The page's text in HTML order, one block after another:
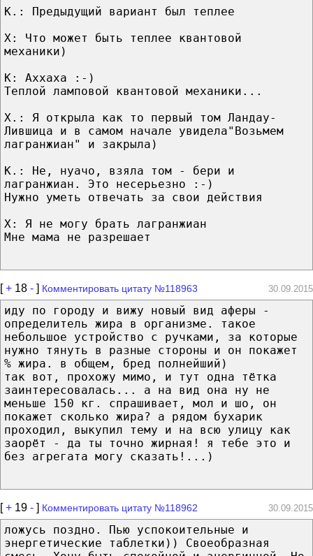
К.: Предыдущий вариант был теплее
Х: Что может быть теплее квантовой
механики)
К: Аххаха :-)
Теплой ламповой квантовой механики...
Х.: Я открыла как то первый том Ландау-
Лившица и в самом начале увидела"Возьмем
лагранжиан" и закрыла)
К.: Не, нуачо, взяла том - бери и
лагранжиан. Это несерьезно :-)
Нужно уметь отвечать за свои действия
Х: Я не могу брать лагранжиан
Мне мама не разрешает
[+ 18 - ] Комментировать цитату №118963 30.09.2015
иду по городу и вижу новый вид аферы -
определитель жира в организме. такое
небольшое устройство с ручками, за которые
нужно тянуть в разные стороны и он покажет
% жира. в общем, бред полнейший)
так вот, прохожу мимо, и тут одна тётка
заинтересовалась... а на вид она ну не
меньше 150 кг. спрашивает, мол и шо, он
покажет сколько жира? а рядом бухарик
проходил, выкупил тему и на всю улицу как
заорёт - да ты точно жирная! я тебе это и
без агрегата могу сказать!...)
[+ 19 - ] Комментировать цитату №118962 30.09.2015
ложусь поздно. Пью успокоительные и
энергетические таблетки)) Своеобразная